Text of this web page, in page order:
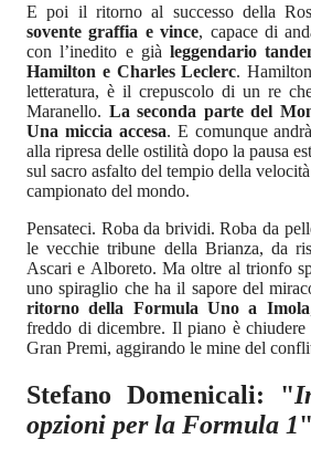
E poi il ritorno al successo della
sovente graffia e vince, capace di
con l’inedito e già leggendario
Hamilton e Charles Leclerc.
letteratura, è il crepuscolo di un re
Maranello. La seconda parte del
Una miccia accesa. E comunque
alla ripresa delle ostilità dopo la pausa
sul sacro asfalto del tempio della
campionato del mondo.
Pensateci. Roba da brividi. Roba da
le vecchie tribune della Brianza, da
Ascari e Alboreto. Ma oltre al trionfo
uno spiraglio che ha il sapore del
ritorno della Formula Uno a Imola
freddo di dicembre. Il piano è chiudere
Gran Premi, aggirando le mine del
Stefano Domenicali: "
opzioni per la Formula 1"